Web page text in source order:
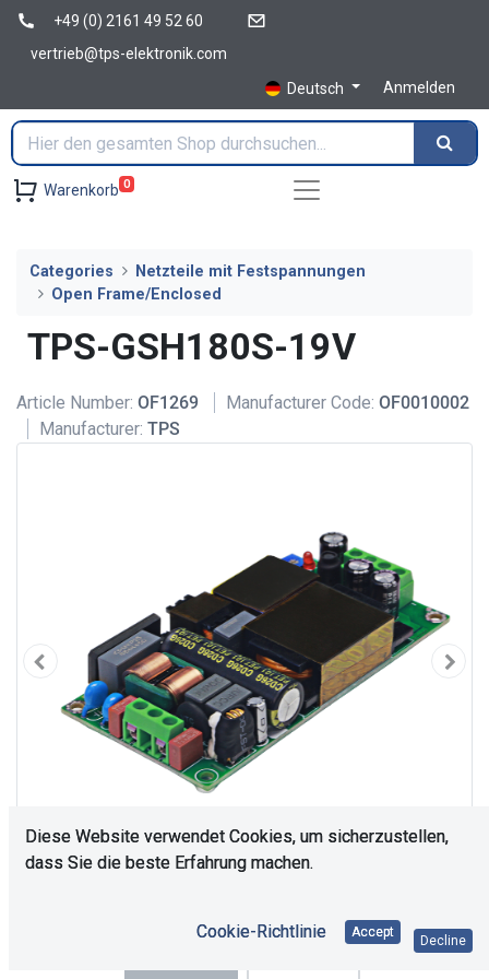
+49 (0) 2161 49 52 60
vertrieb@tps-elektronik.com
Deutsch
Anmelden
Warenkorb 0
Categories
Netzteile mit Festspannungen
Open Frame/Enclosed
TPS-GSH180S-19V
Article Number: OF1269 Manufacturer Code: OF0010002
Manufacturer: TPS
Diese Website verwendet Cookies, um sicherzustellen,
dass Sie die beste Erfahrung machen.
Cookie-Richtlinie Accept
Decline